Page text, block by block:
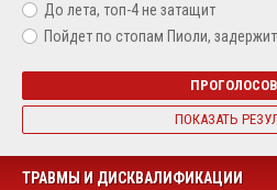
До лета, топ-4 не затащит
Пойдет по стопам Пиоли,
ПОКАЗАТЬ
ТРАВМЫ И ДИСКВАЛИФИКАЦИИ